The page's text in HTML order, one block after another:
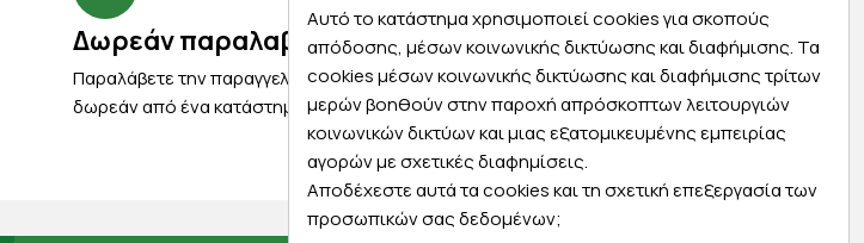
Δωρεάν παραλαβή
Παραλάβετε την παραγγελία σας
δωρεάν από ένα κατάστημα μας
Express αποστολές
Κάντε σήμερα την παραγγελία σας και
παραλάβετε αύριο στην πόρτα σας
Αυτό το κατάστημα χρησιμοποιεί cookies για σκοπούς
απόδοσης, μέσων κοινωνικής δικτύωσης και διαφήμισης. Τα
cookies μέσων κοινωνικής δικτύωσης και διαφήμισης τρίτων
μερών βοηθούν στην παροχή απρόσκοπτων λειτουργιών
κοινωνικών δικτύων και μιας εξατομικευμένης εμπειρίας
αγορών με σχετικές διαφημίσεις.
Αποδέχεστε αυτά τα cookies και τη σχετική επεξεργασία των
προσωπικών σας δεδομένων;